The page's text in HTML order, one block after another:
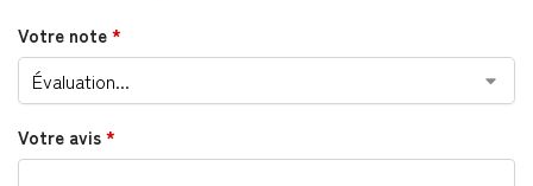
Votre note*
Votre avis*